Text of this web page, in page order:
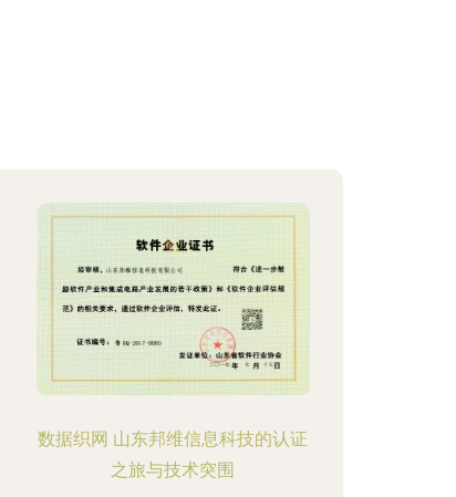
数据织网 山东邦维信息科技的认证
之旅与技术突围